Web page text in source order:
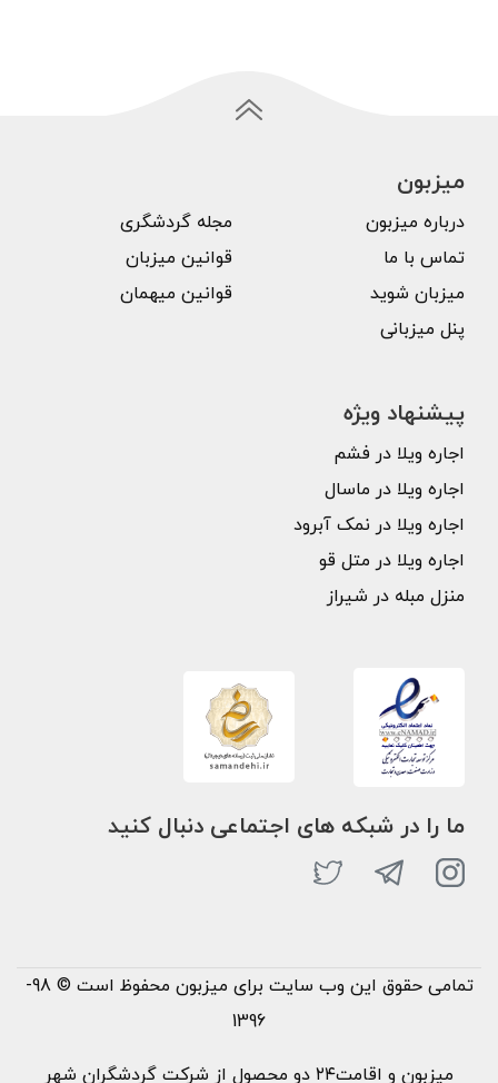
میزبون
درباره میزبون
تماس با ما
میزبان شوید
پنل میزبانی
مجله گردشگری
قوانین میزبان
قوانین میهمان
پیشنهاد ویژه
اجاره ویلا در فشم
اجاره ویلا در ماسال
اجاره ویلا در نمک آبرود
اجاره ویلا در متل قو
منزل مبله در شیراز
ما را در شبکه های اجتماعی دنبال کنید
تمامی حقوق این وب سایت برای میزبون محفوظ است © 98-
1396
میزبون و اقامت۲۴ دو محصول از شرکت گردشگران شهر